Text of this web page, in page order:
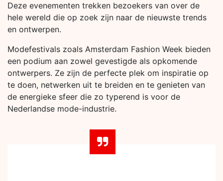
Deze evenementen trekken bezoekers van over de
hele wereld die op zoek zijn naar de nieuwste trends
en ontwerpen.
Modefestivals zoals Amsterdam Fashion Week bieden
een podium aan zowel gevestigde als opkomende
ontwerpers. Ze zijn de perfecte plek om inspiratie op
te doen, netwerken uit te breiden en te genieten van
de energieke sfeer die zo typerend is voor de
Nederlandse mode-industrie.